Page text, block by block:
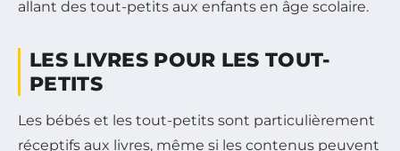
allant des tout-petits aux enfants en âge scolaire.
LES LIVRES POUR LES TOUT-
PETITS
Les bébés et les tout-petits sont particulièrement
réceptifs aux livres, même si les contenus peuvent